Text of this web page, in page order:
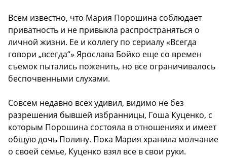
Всем известно, что Мария Порошина соблюдает
приватность и не привыкла распространяться о
личной жизни. Ее и коллегу по сериалу «Всегда
говори „всегда“» Ярослава Бойко еще со времен
съемок пытались поженить, но все ограничивалось
беспочвенными слухами.
Совсем недавно всех удивил, видимо не без
разрешения бывшей избранницы, Гоша Куценко, с
которым Порошина состояла в отношениях и имеет
общую дочь Полину. Пока Мария хранила молчание
о своей семье, Куценко взял все в свои руки.